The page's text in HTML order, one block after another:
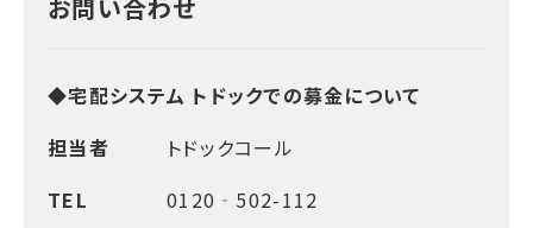
お問い合わせ
◆宅配システム トドックでの募金について
担当者
トドックコール
TEL
0120‐502-112